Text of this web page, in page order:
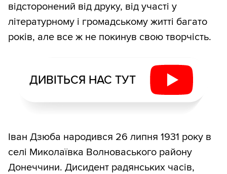
відсторонений від друку, від участі у
літературному і громадському житті багато
років, але все ж не покинув свою творчість.
ДИВІТЬСЯ НАС ТУТ
Іван Дзюба народився 26 липня 1931 року в
селі Миколаївка Волноваського району
Донеччини. Дисидент радянських часів,